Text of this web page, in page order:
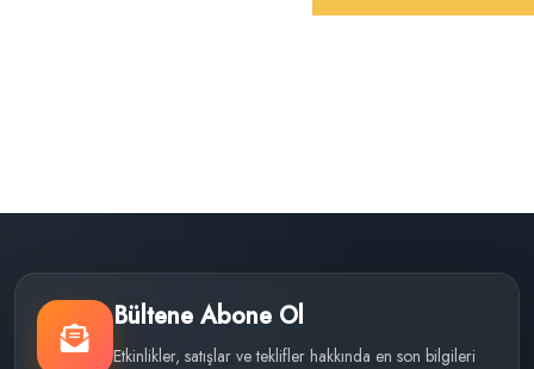
Bültene Abone Ol
Etkinlikler, satışlar ve teklifler hakkında en son bilgileri